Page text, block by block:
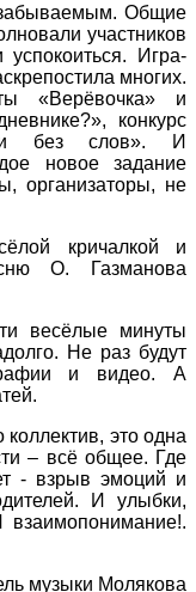
Общие
участников
Игра-
многих.
«Верёвочка» и
конкурс
без слов». И
новое задание
организаторы, не
кричалкой и
О. Газманова
минуты
Не раз будут
и видео. А
коллектив, это одна
– всё общее. Где
- взрыв эмоций и
И улыбки,
Молякова